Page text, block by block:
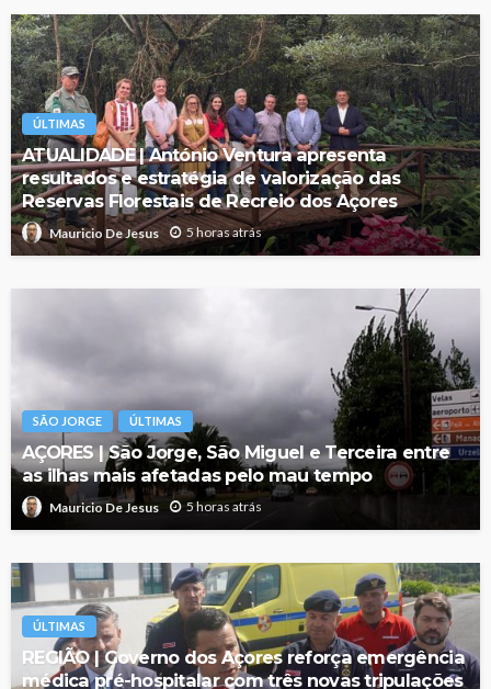
ÚLTIMAS
ATUALIDADE | António Ventura apresenta
resultados e estratégia de valorização das
Reservas Florestais de Recreio dos Açores
Mauricio De Jesus 5 horas atrás
SÃO JORGE ÚLTIMAS
AÇORES | São Jorge, São Miguel e Terceira entre
as ilhas mais afetadas pelo mau tempo
Mauricio De Jesus 5 horas atrás
ÚLTIMAS
REGIÃO | Governo dos Açores reforça emergência
médica pré-hospitalar com três novas tripulações